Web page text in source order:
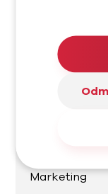
Google Ads
Grafika
Instagram
Marketing